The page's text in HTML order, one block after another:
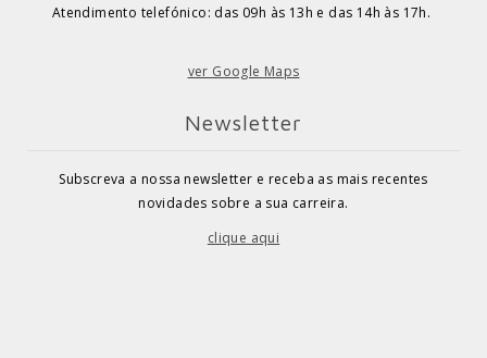
Atendimento telefónico: das 09h às 13h e das 14h às 17h.
ver Google Maps
Newsletter
Subscreva a nossa newsletter e receba as mais recentes
novidades sobre a sua carreira.
clique aqui